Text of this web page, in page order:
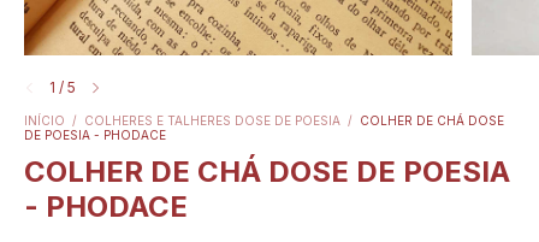
1 / 5
INÍCIO / COLHERES E TALHERES DOSE DE POESIA /
COLHER DE CHÁ DOSE
DE POESIA - PHODACE
COLHER DE CHÁ DOSE DE POESIA
- PHODACE